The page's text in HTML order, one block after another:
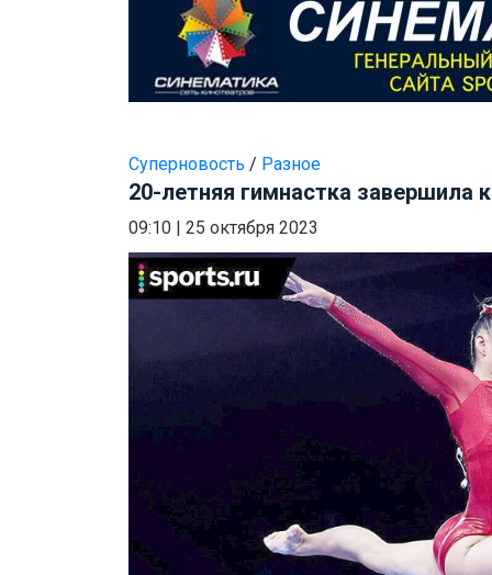
Суперновость / Разное
20-летняя гимнастка завершила
09:10 25 октября 2023